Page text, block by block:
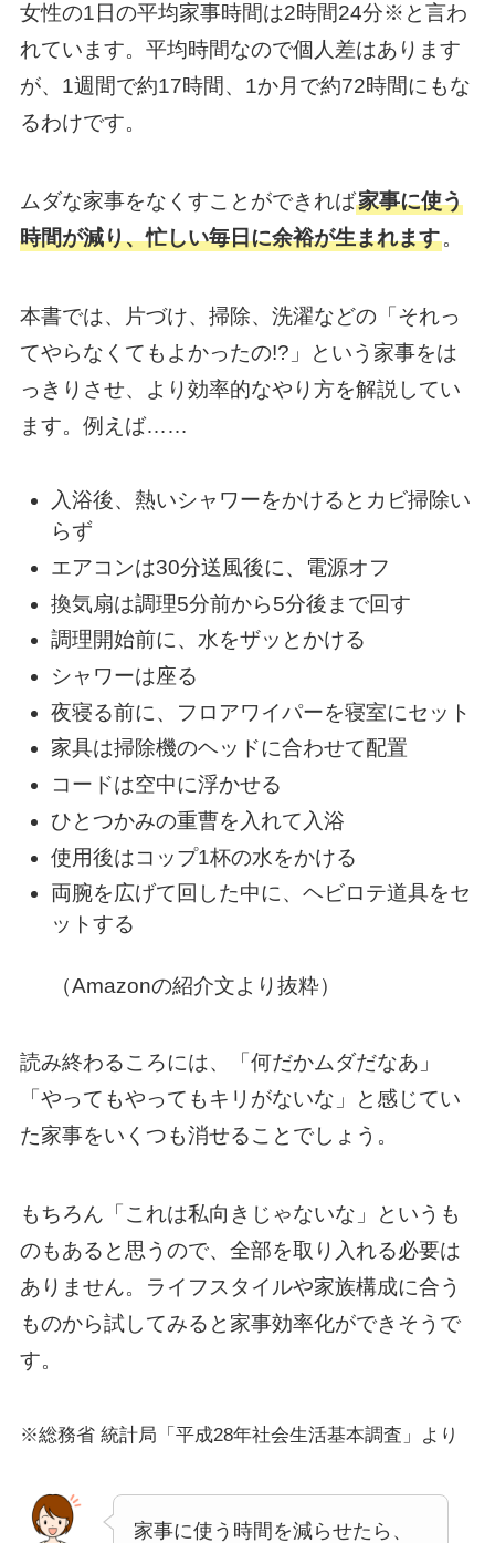
女性の1日の平均家事時間は2時間24分※と言わ
れています。平均時間なので個人差はあります
が、1週間で約17時間、1か月で約72時間にもな
るわけです。
ムダな家事をなくすことができれば家事に使う
時間が減り、忙しい毎日に余裕が生まれます。
本書では、片づけ、掃除、洗濯などの「それっ
てやらなくてもよかったの!?」という家事をは
っきりさせ、より効率的なやり方を解説してい
ます。例えば……
入浴後、熱いシャワーをかけるとカビ掃除い
らず
エアコンは30分送風後に、電源オフ
換気扇は調理5分前から5分後まで回す
調理開始前に、水をザッとかける
シャワーは座る
夜寝る前に、フロアワイパーを寝室にセット
家具は掃除機のヘッドに合わせて配置
コードは空中に浮かせる
ひとつかみの重曹を入れて入浴
使用後はコップ1杯の水をかける
両腕を広げて回した中に、ヘビロテ道具をセ
ットする
（Amazonの紹介文より抜粋）
読み終わるころには、「何だかムダだなあ」
「やってもやってもキリがないな」と感じてい
た家事をいくつも消せることでしょう。
もちろん「これは私向きじゃないな」というも
のもあると思うので、全部を取り入れる必要は
ありません。ライフスタイルや家族構成に合う
ものから試してみると家事効率化ができそうで
す。
※総務省 統計局「平成28年社会生活基本調査」より
家事に使う時間を減らせたら、